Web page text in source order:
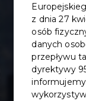
z dnia 27
osób
danych
przepływu
dyrektywy